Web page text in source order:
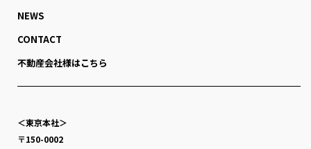
NEWS
CONTACT
不動産会社様はこちら
＜東京本社＞
〒150-0002